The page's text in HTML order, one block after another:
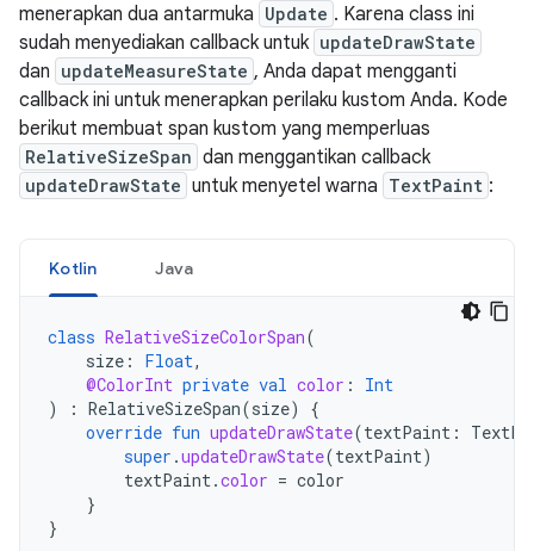
menerapkan dua antarmuka Update . Karena class ini
sudah menyediakan callback untuk updateDrawState
dan updateMeasureState , Anda dapat mengganti
callback ini untuk menerapkan perilaku kustom Anda. Kode
berikut membuat span kustom yang memperluas
RelativeSizeSpan dan menggantikan callback
updateDrawState untuk menyetel warna TextPaint :
Kotlin Java
class RelativeSizeColorSpan(
size : Float,
@ColorInt private val color :
Int
)
: RelativeSizeSpan(size)
{
override fun updateDrawState(textPaint :
super .updateDrawState(textPaint)
textPaint .color = color
}
}